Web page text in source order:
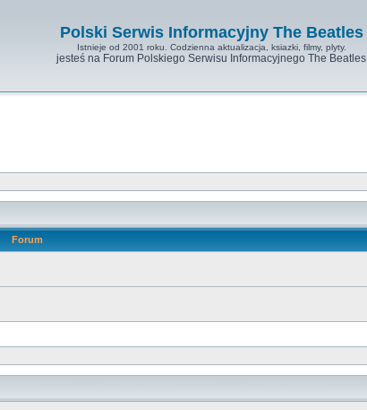
Polski Serwis Informacyjny The Beatles
Istnieje od 2001 roku. Codzienna aktualizacja, ksiazki, filmy, plyty.
jesteś na Forum Polskiego Serwisu Informacyjnego The Beatles
Forum